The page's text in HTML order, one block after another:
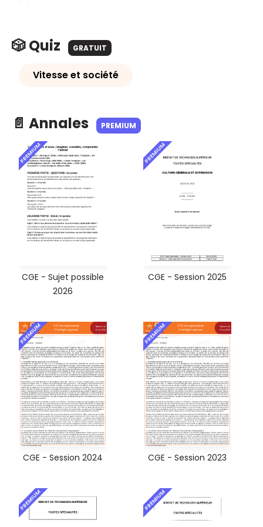
🎲 Quiz GRATUIT
Vitesse et société
📄 Annales PREMIUM
PREMIUM
CGE - Sujet possible
2026
PREMIUM
CGE - Session 2025
PREMIUM
CGE - Session 2024
PREMIUM
CGE - Session 2023
PREMIUM PREMIUM